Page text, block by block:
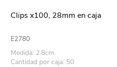
Clips x100, 28mm en caja
E2780
Medida: 2.8cm
Cantidad por caja: 50